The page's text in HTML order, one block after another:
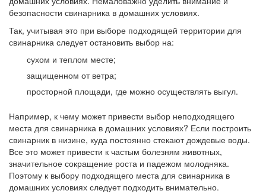
безопасности свинарника в домашних условиях.
Так, учитывая это при выборе подходящей территории для
свинарника следует остановить выбор на:
сухом и теплом месте;
защищенном от ветра;
просторной площади, где можно осуществлять выгул.
Например, к чему может привести выбор неподходящего
места для свинарника в домашних условиях? Если построить
свинарник в низине, куда постоянно стекают дождевые воды.
Все это может привести к частым болезням животных,
значительное сокращение роста и падежом молодняка.
Поэтому к выбору подходящего места для свинарника в
домашних условиях следует подходить внимательно.